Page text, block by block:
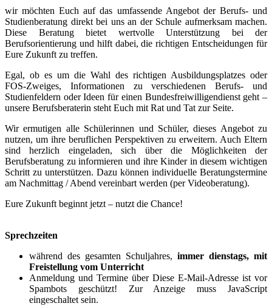
wir möchten Euch auf das umfassende Angebot der Berufs- und
Studienberatung direkt bei uns an der Schule aufmerksam machen.
Diese Beratung bietet wertvolle Unterstützung bei der
Berufsorientierung und hilft dabei, die richtigen Entscheidungen für
Eure Zukunft zu treffen.
Egal, ob es um die Wahl des richtigen Ausbildungsplatzes oder
FOS-Zweiges, Informationen zu verschiedenen Berufs- und
Studienfeldern oder Ideen für einen Bundesfreiwilligendienst geht –
unsere Berufsberaterin steht Euch mit Rat und Tat zur Seite.
Wir ermutigen alle Schülerinnen und Schüler, dieses Angebot zu
nutzen, um ihre beruflichen Perspektiven zu erweitern. Auch Eltern
sind herzlich eingeladen, sich über die Möglichkeiten der
Berufsberatung zu informieren und ihre Kinder in diesem wichtigen
Schritt zu unterstützen. Dazu können individuelle Beratungstermine
am Nachmittag / Abend vereinbart werden (per Videoberatung).
Eure Zukunft beginnt jetzt – nutzt die Chance!
Sprechzeiten
während des gesamten Schuljahres, immer dienstags, mit
Freistellung vom Unterricht
Anmeldung und Termine über Diese E-Mail-Adresse ist vor
Spambots geschützt! Zur Anzeige muss JavaScript
eingeschaltet sein.